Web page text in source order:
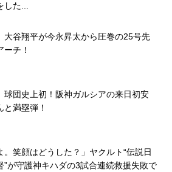
た...
大谷翔平が今永昇太から圧巻の25号先
ーチ！
球団史上初！阪神ガルシアの来日初安
と満塁弾！
。笑顔はどうした？」ヤクルト“伝説日
”が守護神キハダの3試合連続救援失敗で